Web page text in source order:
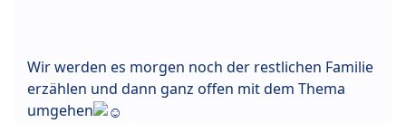
Wir werden es morgen noch der restlichen Familie
erzählen und dann ganz offen mit dem Thema
umgehen